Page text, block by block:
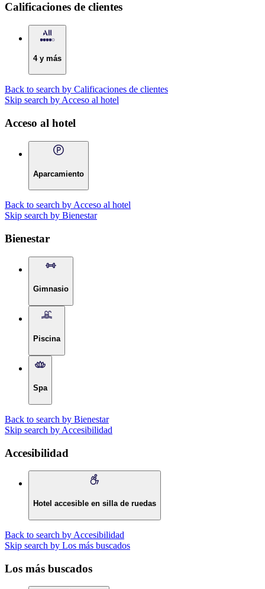
Calificaciones de clientes
4 y más
Back to search by Calificaciones de clientes
Skip search by Acceso al hotel
Acceso al hotel
Aparcamiento
Back to search by Acceso al hotel
Skip search by Bienestar
Bienestar
Gimnasio
Piscina
Spa
Back to search by Bienestar
Skip search by Accesibilidad
Accesibilidad
Hotel accesible en silla de ruedas
Back to search by Accesibilidad
Skip search by Los más buscados
Los más buscados